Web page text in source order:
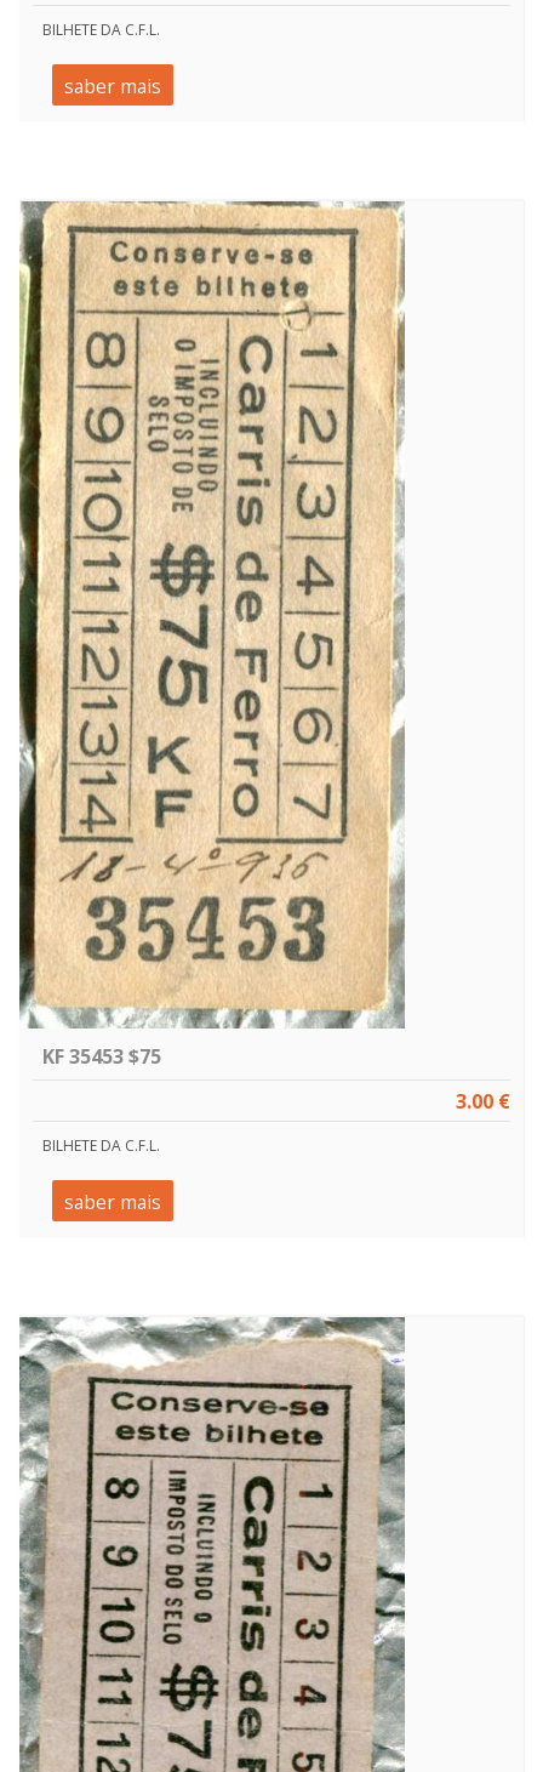
BILHETE DA C.F.L.
saber mais
KF 35453 $75
3.00 €
BILHETE DA C.F.L.
saber mais